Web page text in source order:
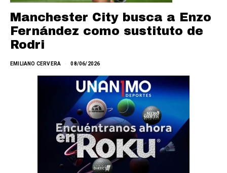
Manchester City busca a Enzo
Fernández como sustituto de
Rodri
EMILIANO CERVERA 08/06/2026